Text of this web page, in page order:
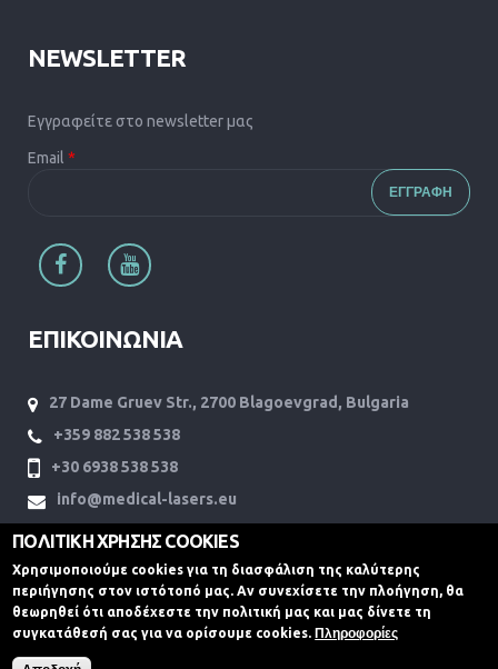
NEWSLETTER
Εγγραφείτε στο newsletter μας
Email *
ΕΠΙΚΟΙΝΩΝΙΑ
27 Dame Gruev Str., 2700 Blagoevgrad, Bulgaria
+359 882 538 538
+30 6938 538 538
info@medical-lasers.eu
www.medical-lasers.eu
ΠΟΛΙΤΙΚΗ ΧΡΗΣΗΣ COOKIES
Χρησιμοποιούμε cookies για τη διασφάλιση της καλύτερης
περιήγησης στον ιστότοπό μας. Αν συνεχίσετε την πλοήγηση, θα
θεωρηθεί ότι αποδέχεστε την πολιτική μας και μας δίνετε τη
συγκατάθεσή σας για να ορίσουμε cookies. Πληροφορίες